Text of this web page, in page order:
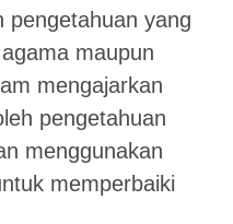
pengetahuan yang
maupun
mengajarkan
pengetahuan
menggunakan
memperbaiki